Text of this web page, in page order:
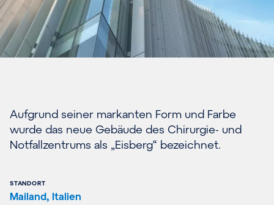
Aufgrund seiner markanten Form und Farbe
wurde das neue Gebäude des Chirurgie- und
Notfallzentrums als „Eisberg“ bezeichnet.
STANDORT
Mailand, Italien